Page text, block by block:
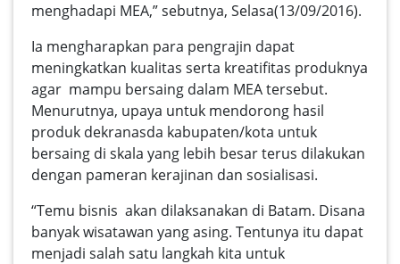
menghadapi MEA,” sebutnya, Selasa(13/09/2016).
Ia mengharapkan para pengrajin dapat
meningkatkan kualitas serta kreatifitas produknya
agar mampu bersaing dalam MEA tersebut.
Menurutnya, upaya untuk mendorong hasil
produk dekranasda kabupaten/kota untuk
bersaing di skala yang lebih besar terus dilakukan
dengan pameran kerajinan dan sosialisasi.
“Temu bisnis akan dilaksanakan di Batam. Disana
banyak wisatawan yang asing. Tentunya itu dapat
menjadi salah satu langkah kita untuk